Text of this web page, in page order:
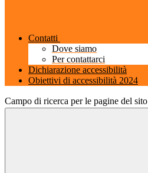
Contatti
Dove siamo
Per contattarci
Dichiarazione accessibilità
Obiettivi di accessibilità 2024
Campo di ricerca per le pagine del sito